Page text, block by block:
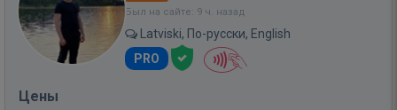
Был на сайте: 9 ч. назад
Latviski, По-русски, English
PRO
Цены